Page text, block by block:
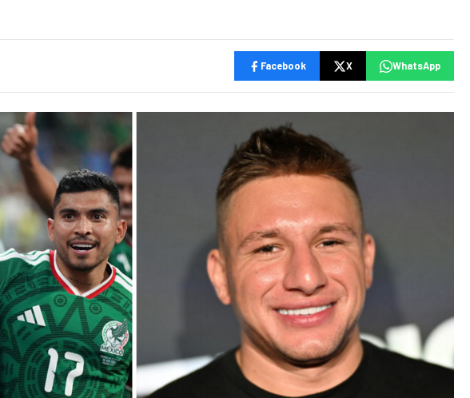
Facebook X WhatsApp